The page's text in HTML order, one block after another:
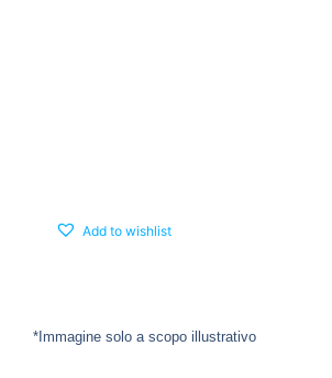
Add to wishlist
*Immagine solo a scopo illustrativo